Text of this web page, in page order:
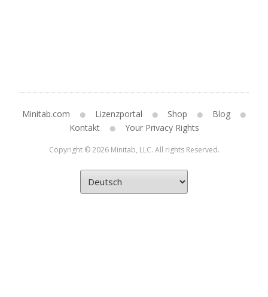
Minitab.com Lizenzportal Shop
Blog
Kontakt
Your Privacy Rights
Copyright © 2026 Minitab, LLC. All rights Reserved.